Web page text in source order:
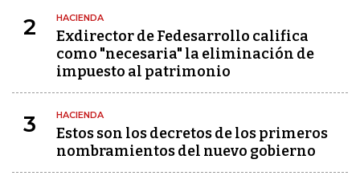
2 HACIENDA
Exdirector de Fedesarrollo califica
como "necesaria" la eliminación de
impuesto al patrimonio
3 HACIENDA
Estos son los decretos de los primeros
nombramientos del nuevo gobierno